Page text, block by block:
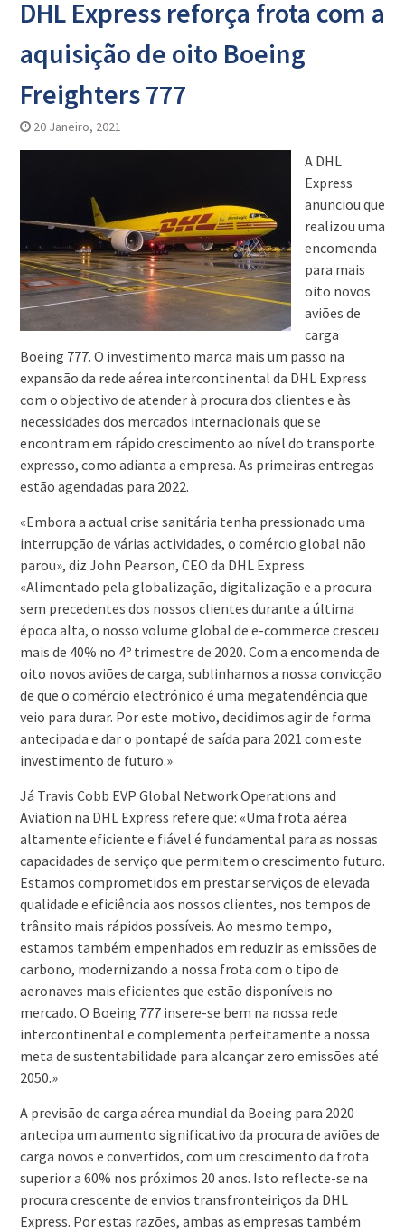
DHL Express reforça frota com a
aquisição de oito Boeing
Freighters 777
20 Janeiro, 2021
A DHL
Express
anunciou que
realizou uma
encomenda
para mais
oito novos
aviões de
carga
Boeing 777. O investimento marca mais um passo na
expansão da rede aérea intercontinental da DHL Express
com o objectivo de atender à procura dos clientes e às
necessidades dos mercados internacionais que se
encontram em rápido crescimento ao nível do transporte
expresso, como adianta a empresa. As primeiras entregas
estão agendadas para 2022.
«Embora a actual crise sanitária tenha pressionado uma
interrupção de várias actividades, o comércio global não
parou», diz John Pearson, CEO da DHL Express.
«Alimentado pela globalização, digitalização e a procura
sem precedentes dos nossos clientes durante a última
época alta, o nosso volume global de e-commerce cresceu
mais de 40% no 4º trimestre de 2020. Com a encomenda de
oito novos aviões de carga, sublinhamos a nossa convicção
de que o comércio electrónico é uma megatendência que
veio para durar. Por este motivo, decidimos agir de forma
antecipada e dar o pontapé de saída para 2021 com este
investimento de futuro.»
Já Travis Cobb EVP Global Network Operations and
Aviation na DHL Express refere que: «Uma frota aérea
altamente eficiente e fiável é fundamental para as nossas
capacidades de serviço que permitem o crescimento futuro.
Estamos comprometidos em prestar serviços de elevada
qualidade e eficiência aos nossos clientes, nos tempos de
trânsito mais rápidos possíveis. Ao mesmo tempo,
estamos também empenhados em reduzir as emissões de
carbono, modernizando a nossa frota com o tipo de
aeronaves mais eficientes que estão disponíveis no
mercado. O Boeing 777 insere-se bem na nossa rede
intercontinental e complementa perfeitamente a nossa
meta de sustentabilidade para alcançar zero emissões até
2050.»
A previsão de carga aérea mundial da Boeing para 2020
antecipa um aumento significativo da procura de aviões de
carga novos e convertidos, com um crescimento da frota
superior a 60% nos próximos 20 anos. Isto reflecte-se na
procura crescente de envios transfronteiriços da DHL
Express. Por estas razões, ambas as empresas também